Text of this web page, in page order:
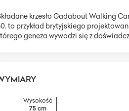
krzesło Gadabout Walking
to przykład brytyjskiego
geneza wywodzi się z
rurek o satynowym,
litery X. Siedzisko oraz oparcie
płótna o szerokich,
kolorze pomarańczowym i złamanej bieli.
Uzupełnieniem są czarne detale z
Wysokość
75 cm